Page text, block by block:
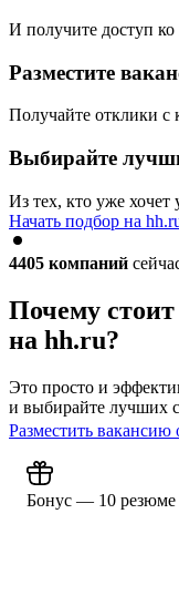
И получите доступ ко
Разместите
Получайте отклики с
Выбирайте
Из тех, кто уже хочет
Начать подбор на
4405 компаний
Почему
на hh.ru?
Это просто и
и выбирайте лучших
Разместить вакансию
Бонус — 10 резюме